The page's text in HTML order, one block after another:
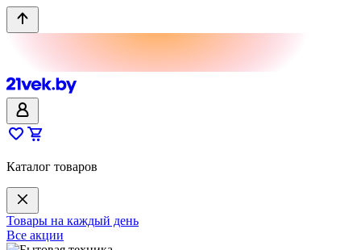
Каталог товаров
Товары на каждый день
Все акции